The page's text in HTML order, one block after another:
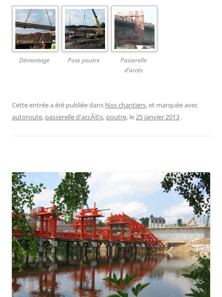
Démontage Pose poutre
Passerelle
d’accés
Cette entrée a été publiée dans Nos chantiers, et marquée avec
autoroute, passerelle d'accÃ©s, poutre, le25 janvier 2013 .